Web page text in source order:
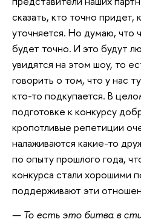
сказать, кто точно придет,
уточняется. Но думаю,
будет точно. И это будут
увидятся на этом шоу, то
говорить о том, что у нас
кто-то подкупается. В
подготовке к конкурсу
кропотливые репетиции
налаживаются какие-то
по опыту прошлого года,
конкурса стали хорошими
поддерживают эти
— То есть это битва в